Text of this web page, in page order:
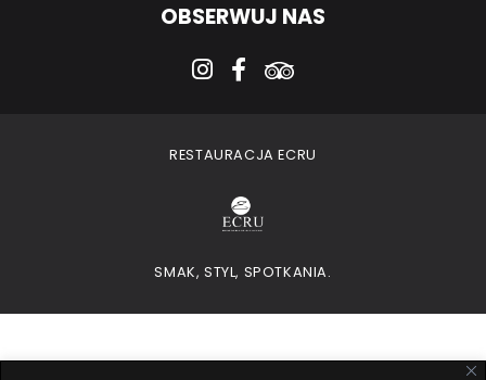
OBSERWUJ NAS
instagram
facebook-f
tripadvisor
RESTAURACJA ECRU
SMAK, STYL, SPOTKANIA.